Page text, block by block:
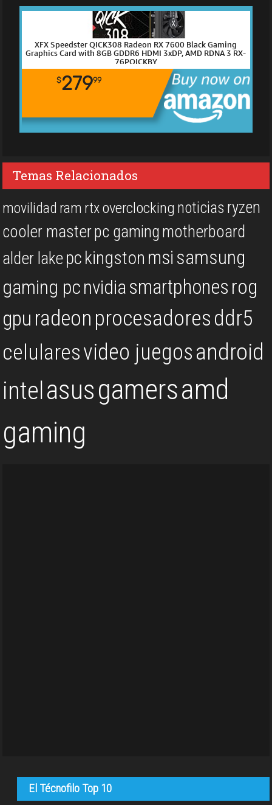
XFX Speedster QICK308 Radeon RX 7600 Black Gaming
Graphics Card with 8GB GDDR6 HDMI 3xDP, AMD RDNA 3 RX-
76PQICKBY
$27999
Temas Relacionados
movilidad ram rtxoverclocking noticias ryzen
cooler masterpc gamingmotherboard
alder lakepc kingston msi samsung
gaming pcnvidiasmartphones rog
gpu radeon procesadoresddr5
celularesvideo juegosandroid
intelasusgamersamd
gaming
El Técnofilo Top 10